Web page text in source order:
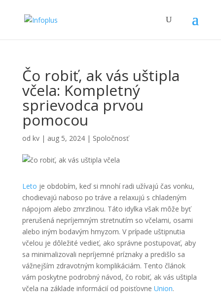
Čo robiť, ak vás uštipla
včela: Kompletný
sprievodca prvou
pomocou
od kv| aug 5, 2024| Spoločnosť
Leto je obdobím, keď si mnohí radi užívajú čas vonku,
chodievajú naboso po tráve a relaxujú s chladeným
nápojom alebo zmrzlinou. Táto idylka však môže byť
prerušená nepríjemným stretnutím so včelami, osami
alebo iným bodavým hmyzom. V prípade uštipnutia
včelou je dôležité vedieť, ako správne postupovať, aby
sa minimalizovali nepríjemné príznaky a predišlo sa
vážnejším zdravotným komplikáciám. Tento článok
vám poskytne podrobný návod, čo robiť, ak vás uštipla
včela na základe informácií od poisťovne Union.